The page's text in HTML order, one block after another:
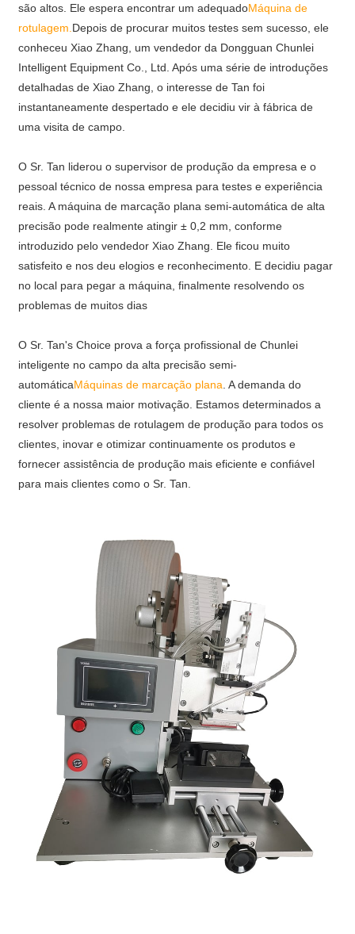
são altos. Ele espera encontrar um adequadoMáquina de
rotulagem. Depois de procurar muitos testes sem sucesso, ele
conheceu Xiao Zhang, um vendedor da Dongguan Chunlei
Intelligent Equipment Co., Ltd. Após uma série de introduções
detalhadas de Xiao Zhang, o interesse de Tan foi
instantaneamente despertado e ele decidiu vir à fábrica de
uma visita de campo.
O Sr. Tan liderou o supervisor de produção da empresa e o
pessoal técnico de nossa empresa para testes e experiência
reais. A máquina de marcação plana semi-automática de alta
precisão pode realmente atingir ± 0,2 mm, conforme
introduzido pelo vendedor Xiao Zhang. Ele ficou muito
satisfeito e nos deu elogios e reconhecimento. E decidiu pagar
no local para pegar a máquina, finalmente resolvendo os
problemas de muitos dias
O Sr. Tan's Choice prova a força profissional de Chunlei
inteligente no campo da alta precisão semi-
automáticaMáquinas de marcação plana . A demanda do
cliente é a nossa maior motivação. Estamos determinados a
resolver problemas de rotulagem de produção para todos os
clientes, inovar e otimizar continuamente os produtos e
fornecer assistência de produção mais eficiente e confiável
para mais clientes como o Sr. Tan.